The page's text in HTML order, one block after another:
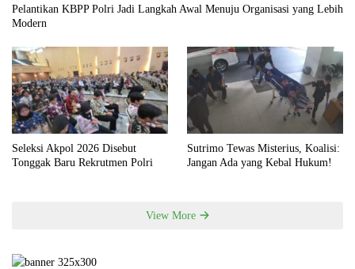
Pelantikan KBPP Polri Jadi Langkah Awal Menuju Organisasi yang Lebih
Modern
Seleksi Akpol 2026 Disebut
Tonggak Baru Rekrutmen Polri
Sutrimo Tewas Misterius, Koalisi:
Jangan Ada yang Kebal Hukum!
View More